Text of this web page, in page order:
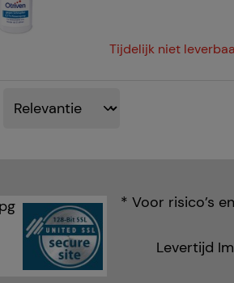
Tijdelijk niet
* Voor risico’s
Levertijd